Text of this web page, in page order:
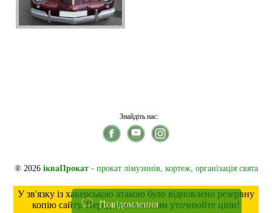
Знайдіть нас:
® 2026 ікваПрокат- прокат лімузинів, кортеж, організація свята
У зв'язку із хакерською атакою було відновлено резервну
копію сайту. Перед замовленням уточнюйте ціни!
Повідомлення